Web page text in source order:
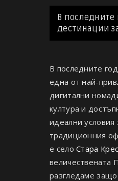
В последните
дестинации
В последните
една от най-
дигитални
култура и
идеални
традиционния
е селоСтара
величествената
разгледаме